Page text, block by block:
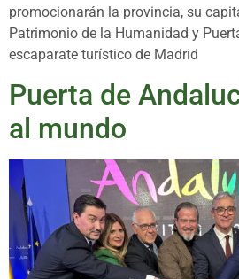
promocionarán la provincia, su
Patrimonio de la Humanidad y
escaparate turístico de Madrid
Puerta de
al mundo